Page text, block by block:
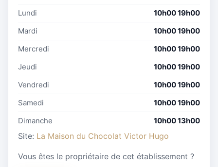
Lundi
10h00 19h00
Mardi
10h00 19h00
Mercredi
10h00 19h00
Jeudi
10h00 19h00
Vendredi
10h00 19h00
Samedi
10h00 19h00
Dimanche
10h00 13h00
Site: La Maison du Chocolat Victor Hugo
Vous êtes le propriétaire de cet établissement ?